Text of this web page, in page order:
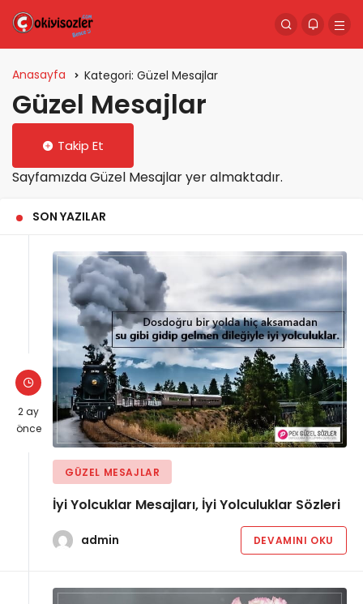
Anasayfa Kategori: Güzel Mesajlar
Güzel Mesajlar
Takip Et
Sayfamızda Güzel Mesajlar yer almaktadır.
SON YAZILAR
2 ay
önce
GÜZEL MESAJLAR
İyi Yolcuklar Mesajları, İyi Yolculuklar Sözleri
admin DEVAMINI OKU